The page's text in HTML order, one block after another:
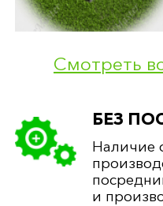
ПОДСТАВКА:
ЦВЕТНИК:
60
Смотреть
БЕЗ
Наличие
и